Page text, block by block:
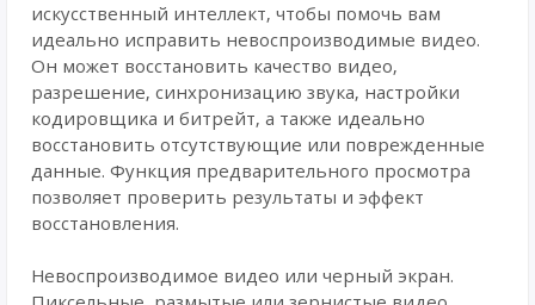
искусственный интеллект, чтобы помочь вам
идеально исправить невоспроизводимые видео.
Он может восстановить качество видео,
разрешение, синхронизацию звука, настройки
кодировщика и битрейт, а также идеально
восстановить отсутствующие или поврежденные
данные. Функция предварительного просмотра
позволяет проверить результаты и эффект
восстановления.
Невоспроизводимое видео или черный экран.